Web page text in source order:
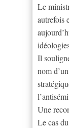
Le
autrefois
Il
nom
Une
Le cas